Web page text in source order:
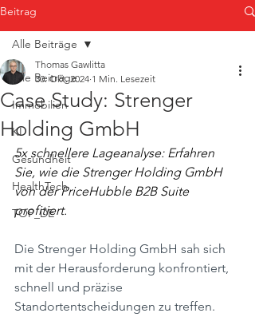
Beitrag
Alle Beiträge
Immobilien
KI
Gesundheit
HealthTech
TOP_DE
Alle Beiträge
Case Study: Strenger
Holding GmbH
Thomas Gawlitta
30. Okt. 2024 1 Min. Lesezeit
5x schnellere Lageanalyse: Erfahren
Sie, wie die Strenger Holding GmbH
von der PriceHubble B2B Suite
profitiert.
Die Strenger Holding GmbH sah sich
mit der Herausforderung konfrontiert,
schnell und präzise
Standortentscheidungen zu treffen.